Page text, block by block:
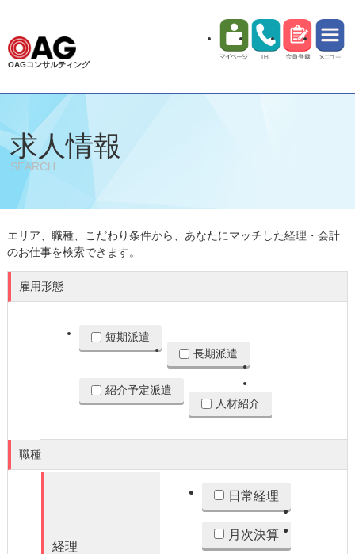
OAGコンサルティング
求人情報
SEARCH
エリア、職種、こだわり条件から、あなたにマッチした経理・会計
のお仕事を検索できます。
雇用形態
短期派遣
長期派遣
紹介予定派遣
人材紹介
職種
経理
日常経理
月次決算